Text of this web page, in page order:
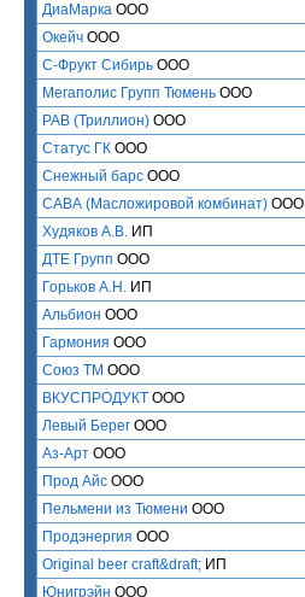
ДиаМарка ООО
Окейч ООО
С-Фрукт Сибирь ООО
Мегаполис Групп Тюмень ООО
РАВ (Триллион) ООО
Статус ГК ООО
Cнежный барс ООО
САВА (Масложировой комбинат) ООО
Худяков А.В. ИП
ДТЕ Групп ООО
Горьков А.Н. ИП
Альбион ООО
Гармония ООО
Союз ТМ ООО
ВКУСПРОДУКТ ООО
Левый Берег ООО
Аз-Арт ООО
Прод Айс ООО
Пельмени из Тюмени ООО
Продэнергия ООО
Original beer craft&draft; ИП
Юнигрэйн ООО